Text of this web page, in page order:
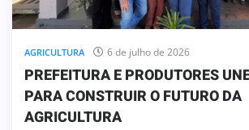
AGRICULTURA 6 de julho de 2026
PREFEITURA E PRODUTORES
PARA CONSTRUIR O FUTURO DA
AGRICULTURA